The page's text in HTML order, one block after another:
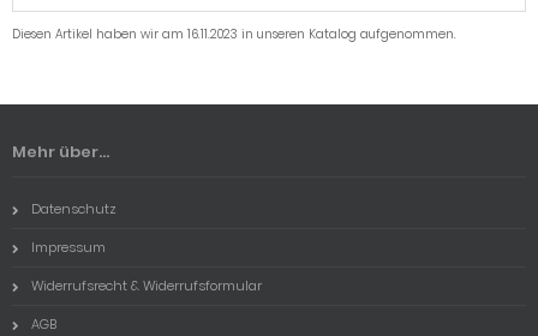
Diesen Artikel haben wir am 16.11.2023 in unseren Katalog aufgenommen.
Mehr über...
Datenschutz
Impressum
Widerrufsrecht & Widerrufsformular
AGB